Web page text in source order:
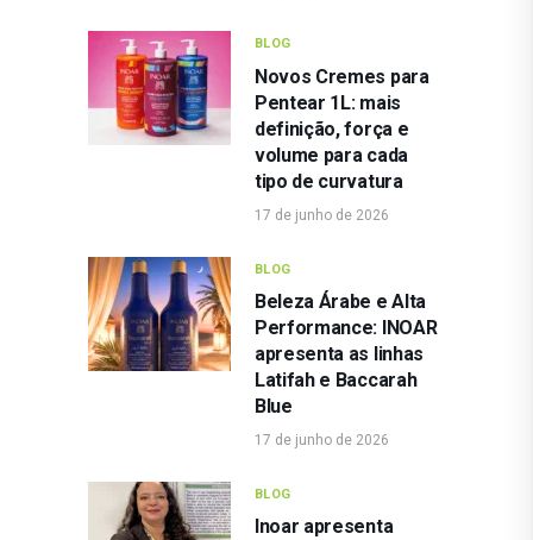
BLOG
Novos Cremes para
Pentear 1L: mais
definição, força e
volume para cada
tipo de curvatura
17 de junho de 2026
BLOG
Beleza Árabe e Alta
Performance: INOAR
apresenta as linhas
Latifah e Baccarah
Blue
17 de junho de 2026
BLOG
Inoar apresenta